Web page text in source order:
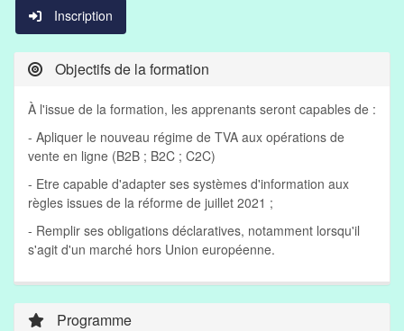
Inscription
Objectifs de la formation
À l'issue de la formation, les apprenants seront capables de :
- Apliquer le nouveau régime de TVA aux opérations de
vente en ligne (B2B ; B2C ; C2C)
- Etre capable d'adapter ses systèmes d'information aux
règles issues de la réforme de juillet 2021 ;
- Remplir ses obligations déclaratives, notamment lorsqu'il
s'agit d'un marché hors Union européenne.
Programme